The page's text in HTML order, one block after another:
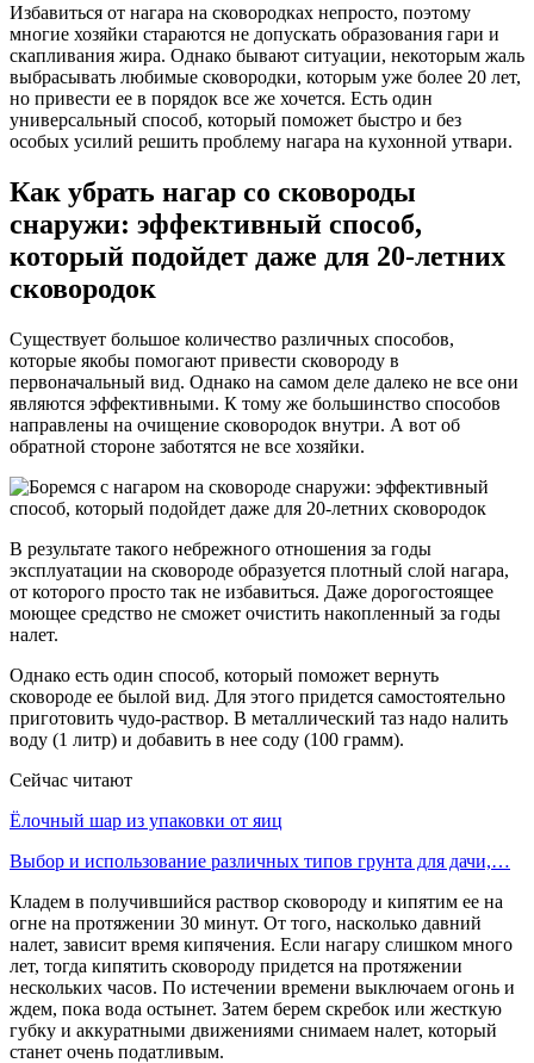
Избавиться от нагара на сковородках непросто, поэтому
многие хозяйки стараются не допускать образования гари и
скапливания жира. Однако бывают ситуации, некоторым жаль
выбрасывать любимые сковородки, которым уже более 20 лет,
но привести ее в порядок все же хочется. Есть один
универсальный способ, который поможет быстро и без
особых усилий решить проблему нагара на кухонной утвари.
Как убрать нагар со сковороды
снаружи: эффективный способ,
который подойдет даже для 20-летних
сковородок
Существует большое количество различных способов,
которые якобы помогают привести сковороду в
первоначальный вид. Однако на самом деле далеко не все они
являются эффективными. К тому же большинство способов
направлены на очищение сковородок внутри. А вот об
обратной стороне заботятся не все хозяйки.
В результате такого небрежного отношения за годы
эксплуатации на сковороде образуется плотный слой нагара,
от которого просто так не избавиться. Даже дорогостоящее
моющее средство не сможет очистить накопленный за годы
налет.
Однако есть один способ, который поможет вернуть
сковороде ее былой вид. Для этого придется самостоятельно
приготовить чудо-раствор. В металлический таз надо налить
воду (1 литр) и добавить в нее соду (100 грамм).
Сейчас читают
Ёлочный шар из упаковки от яиц
Выбор и использование различных типов грунта для дачи,…
Кладем в получившийся раствор сковороду и кипятим ее на
огне на протяжении 30 минут. От того, насколько давний
налет, зависит время кипячения. Если нагару слишком много
лет, тогда кипятить сковороду придется на протяжении
нескольких часов. По истечении времени выключаем огонь и
ждем, пока вода остынет. Затем берем скребок или жесткую
губку и аккуратными движениями снимаем налет, который
станет очень податливым.